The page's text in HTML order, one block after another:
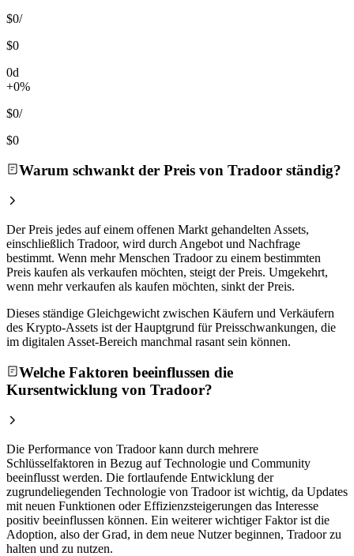
$0/
$0
0d
+0%
$0/
$0
Warum schwankt der Preis von Tradoor ständig?
Der Preis jedes auf einem offenen Markt gehandelten Assets,
einschließlich Tradoor, wird durch Angebot und Nachfrage
bestimmt. Wenn mehr Menschen Tradoor zu einem bestimmten
Preis kaufen als verkaufen möchten, steigt der Preis. Umgekehrt,
wenn mehr verkaufen als kaufen möchten, sinkt der Preis.
Dieses ständige Gleichgewicht zwischen Käufern und Verkäufern
des Krypto-Assets ist der Hauptgrund für Preisschwankungen, die
im digitalen Asset-Bereich manchmal rasant sein können.
Welche Faktoren beeinflussen die
Kursentwicklung von Tradoor?
Die Performance von Tradoor kann durch mehrere
Schlüsselfaktoren in Bezug auf Technologie und Community
beeinflusst werden. Die fortlaufende Entwicklung der
zugrundeliegenden Technologie von Tradoor ist wichtig, da Updates
mit neuen Funktionen oder Effizienzsteigerungen das Interesse
positiv beeinflussen können. Ein weiterer wichtiger Faktor ist die
Adoption, also der Grad, in dem neue Nutzer beginnen, Tradoor zu
halten und zu nutzen.